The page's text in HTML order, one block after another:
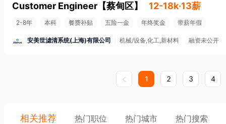
Customer Engineer 【蔡甸区】 12-18k·13薪
2-8年 本科 餐费补贴 五险一金 年终奖金 带薪年假
安美世滤清系统(上海)有限公司 机械/设备,化工,新材料 融资未公开
1 2 3 4
相关推荐 热门职位 热门城市 热门搜索